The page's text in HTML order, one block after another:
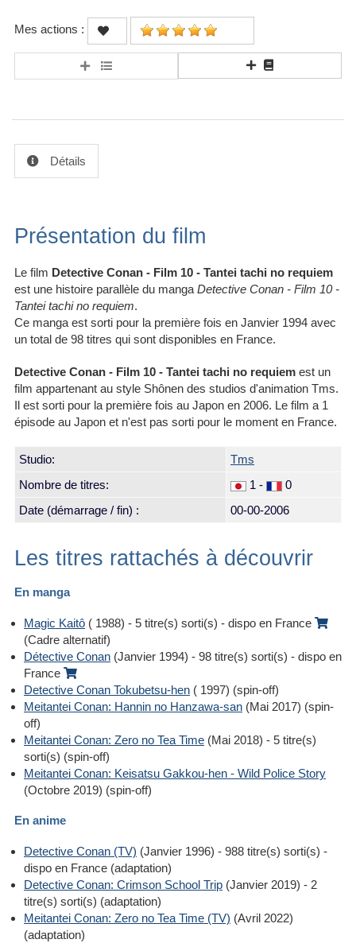
Mes actions :
Détails
Présentation du film
Le film Detective Conan - Film 10 - Tantei tachi no requiem
est une histoire parallèle du manga Detective Conan - Film 10 -
Tantei tachi no requiem.
Ce manga est sorti pour la première fois en Janvier 1994 avec
un total de 98 titres qui sont disponibles en France.
Detective Conan - Film 10 - Tantei tachi no requiem est un
film appartenant au style Shônen des studios d'animation Tms.
Il est sorti pour la première fois au Japon en 2006. Le film a 1
épisode au Japon et n'est pas sorti pour le moment en France.
Studio:
Tms
Nombre de titres:
1 -
0
Date (démarrage / fin) :
00-00-2006
Les titres rattachés à découvrir
En manga
Magic Kaitô ( 1988) - 5 titre(s) sorti(s) - dispo en France
(Cadre alternatif)
Détective Conan (Janvier 1994) - 98 titre(s) sorti(s) - dispo en
France
Detective Conan Tokubetsu-hen ( 1997) (spin-off)
Meitantei Conan: Hannin no Hanzawa-san (Mai 2017) (spin-
off)
Meitantei Conan: Zero no Tea Time (Mai 2018) - 5 titre(s)
sorti(s) (spin-off)
Meitantei Conan: Keisatsu Gakkou-hen - Wild Police Story
(Octobre 2019) (spin-off)
En anime
Detective Conan (TV) (Janvier 1996) - 988 titre(s) sorti(s) -
dispo en France (adaptation)
Detective Conan: Crimson School Trip (Janvier 2019) - 2
titre(s) sorti(s) (adaptation)
Meitantei Conan: Zero no Tea Time (TV) (Avril 2022)
(adaptation)